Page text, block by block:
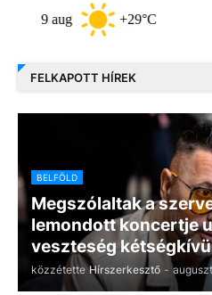
+29°C
FELKAPOTT HÍREK
BELFÖLD
Megszólaltak a
lemondott koncertje
veszteség
közzétette Hírszerkesztő -